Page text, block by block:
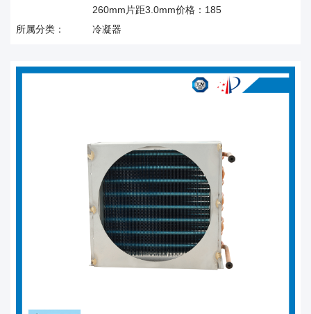
260mm片距3.0mm价格：185
所属分类：
冷凝器